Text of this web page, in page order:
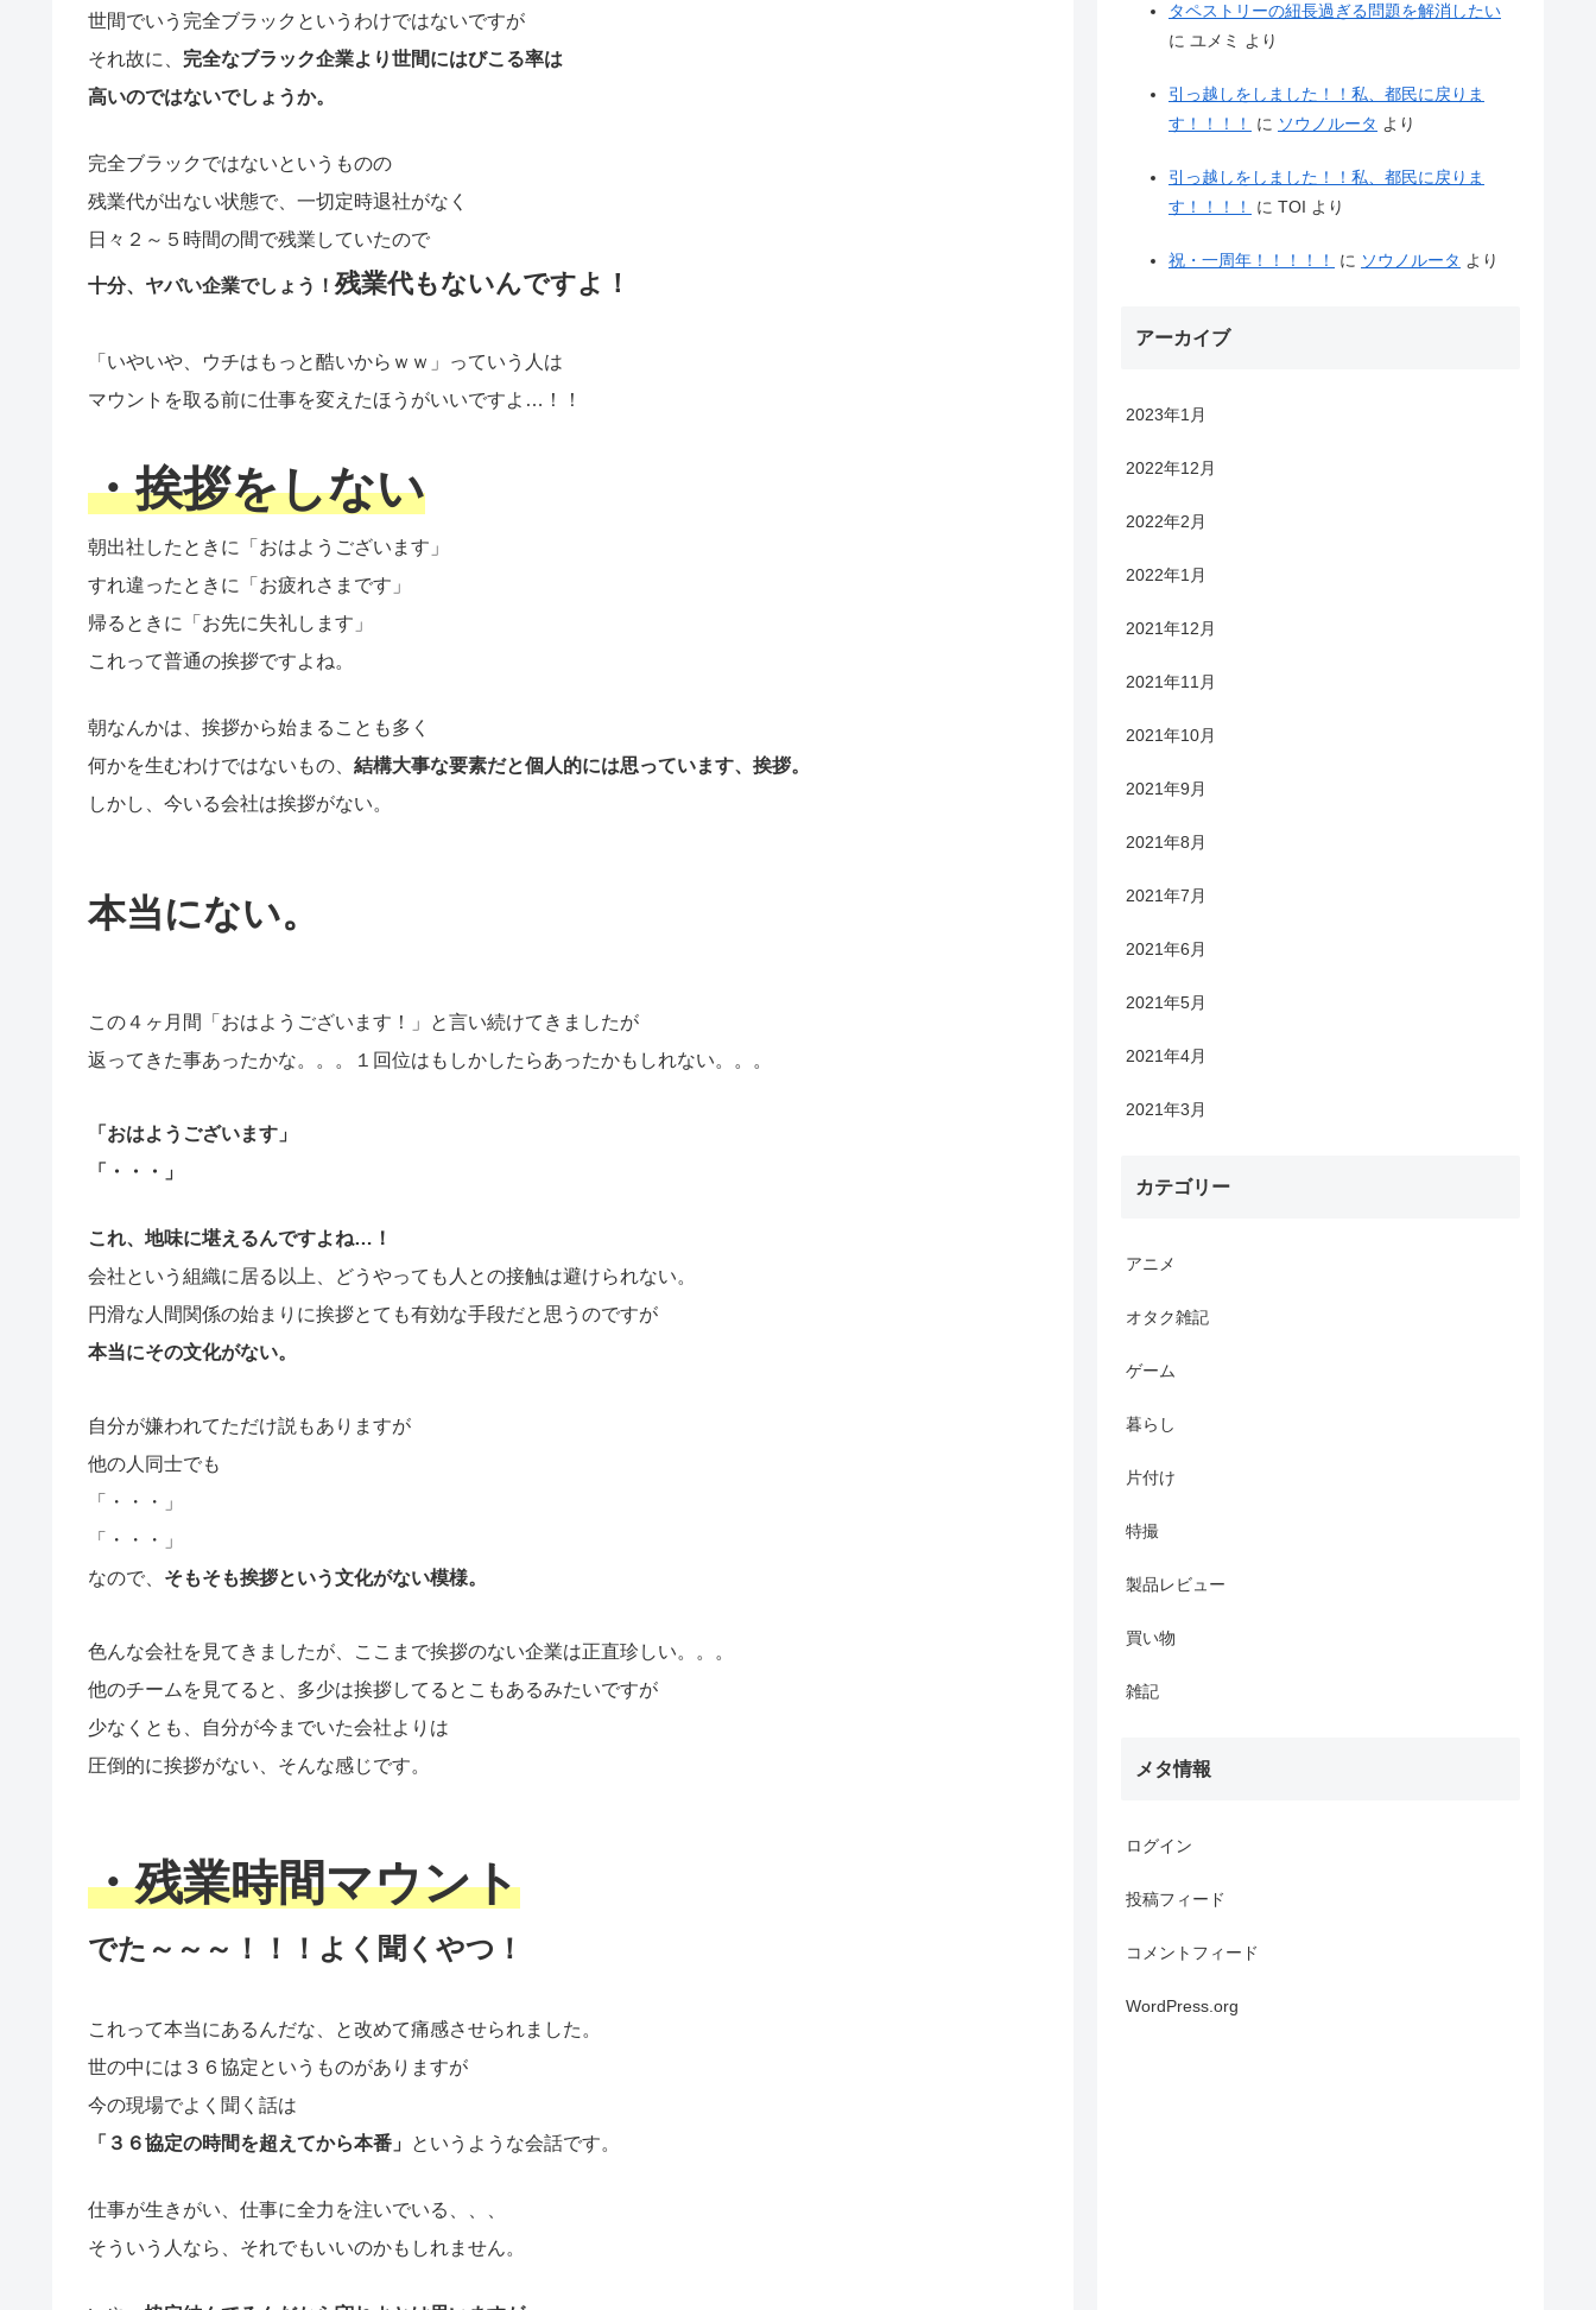
世間でいう完全ブラックというわけではないですが
それ故に、 完全なブラック企業より世間にはびこる率は
高いのではないでしょうか。
完全ブラックではないというものの
残業代が出ない状態で、一切定時退社がなく
日々２～５時間の間で残業していたので
十分、ヤバい企業でしょう！残業代もないんですよ！
「いやいや、ウチはもっと酷いからｗｗ」っていう人は
マウントを取る前に仕事を変えたほうがいいですよ…！！
・挨拶をしない
朝出社したときに「おはようございます」
すれ違ったときに「お疲れさまです」
帰るときに「お先に失礼します」
これって普通の挨拶ですよね。
朝なんかは、挨拶から始まることも多く
何かを生むわけではないもの、 結構大事な要素だと個人的には思っています、挨拶。
しかし、今いる会社は挨拶がない。
本当にない。
この４ヶ月間「おはようございます！」と言い続けてきましたが
返ってきた事あったかな。。。１回位はもしかしたらあったかもしれない。。。
「おはようございます」
「・・・」
これ、地味に堪えるんですよね…！
会社という組織に居る以上、どうやっても人との接触は避けられない。
円滑な人間関係の始まりに挨拶とても有効な手段だと思うのですが
本当にその文化がない。
自分が嫌われてただけ説もありますが
他の人同士でも
「・・・」
「・・・」
なので、 そもそも挨拶という文化がない模様。
色んな会社を見てきましたが、ここまで挨拶のない企業は正直珍しい。。。
他のチームを見てると、多少は挨拶してるとこもあるみたいですが
少なくとも、自分が今までいた会社よりは
圧倒的に挨拶がない、そんな感じです。
・残業時間マウント
でた～～～！！！よく聞くやつ！
これって本当にあるんだな、と改めて痛感させられました。
世の中には３６協定というものがありますが
今の現場でよく聞く話は
「３６協定の時間を超えてから本番」
というような会話です。
仕事が生きがい、仕事に全力を注いでいる、、、
そういう人なら、それでもいいのかもしれません。
タペストリーの紐長過ぎる問題を解消したい
に ユメミ より
引っ越しをしました！！私、都民に戻りま
す！！！！
に ソウノルータ より
引っ越しをしました！！私、都民に戻りま
す！！！！
に TOI より
祝・一周年！！！！！ に ソウノルータ より
アーカイブ
2023年1月
2022年12月
2022年2月
2022年1月
2021年12月
2021年11月
2021年10月
2021年9月
2021年8月
2021年7月
2021年6月
2021年5月
2021年4月
2021年3月
カテゴリー
アニメ
オタク雑記
ゲーム
暮らし
片付け
特撮
製品レビュー
買い物
雑記
メタ情報
ログイン
投稿フィード
コメントフィード
WordPress.org